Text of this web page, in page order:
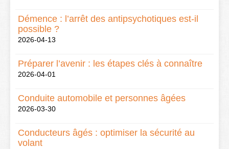
Démence : l’arrêt des antipsychotiques est-il
possible ?
2026-04-13
Préparer l’avenir : les étapes clés à connaître
2026-04-01
Conduite automobile et personnes âgées
2026-03-30
Conducteurs âgés : optimiser la sécurité au
volant